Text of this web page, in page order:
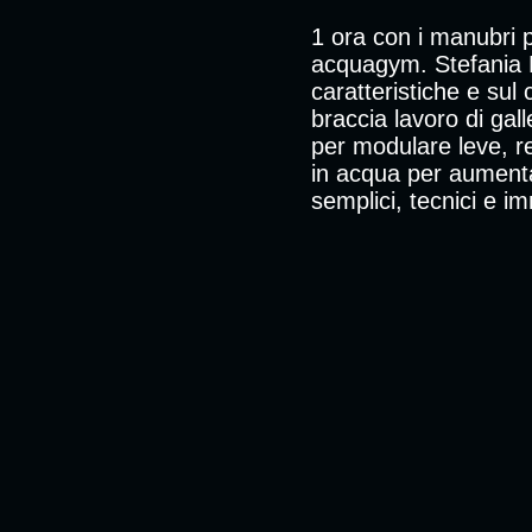
1 ora con i manubri
acquagym. Stefania
caratteristiche e sul
braccia lavoro di
per modulare leve,
in acqua per
semplici, tecnici e